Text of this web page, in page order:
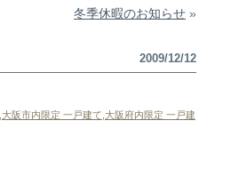
冬季休暇のお知らせ »
2009/12/12
大阪市内限定 一戸建て 大阪府内限定 一戸建